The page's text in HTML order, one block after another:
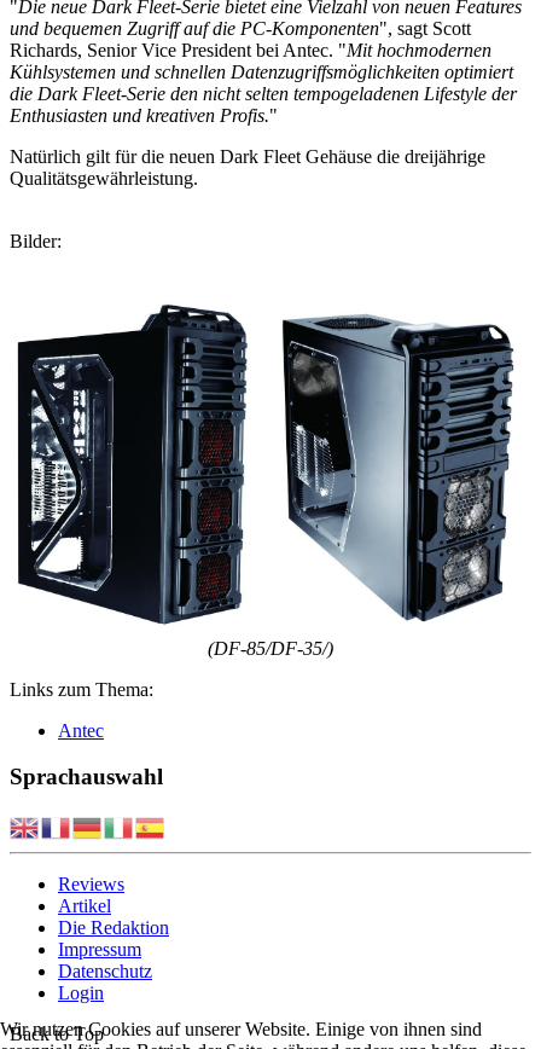
"Die neue Dark Fleet-Serie bietet eine Vielzahl von neuen Features
und bequemen Zugriff auf die PC-Komponenten", sagt Scott
Richards, Senior Vice President bei Antec. "Mit hochmodernen
Kühlsystemen und schnellen Datenzugriffsmöglichkeiten optimiert
die Dark Fleet-Serie den nicht selten tempogeladenen Lifestyle der
Enthusiasten und kreativen Profis."
Natürlich gilt für die neuen Dark Fleet Gehäuse die dreijährige
Qualitätsgewährleistung.
Bilder:
(DF-85/DF-35/)
Links zum Thema:
Antec
Sprachauswahl
Reviews
Artikel
Die Redaktion
Impressum
Datenschutz
Login
Back to Top
Wir nutzen Cookies auf unserer Website. Einige von ihnen sind